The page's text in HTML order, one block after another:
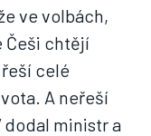
ve volbách,
Češi chtějí
celé
A neřeší
dodal ministr a